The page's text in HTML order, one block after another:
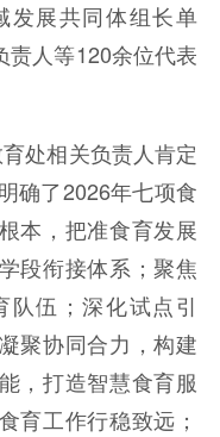
发展共同体组长单
责人等120余位代表
处相关负责人肯定
确了2026年七项食
本，把准食育发展
段衔接体系；聚焦
队伍；深化试点引
聚协同合力，构建
，打造智慧食育服
育工作行稳致远；